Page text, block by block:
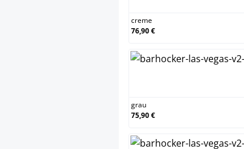
creme
76,90 €
grau
75,90 €